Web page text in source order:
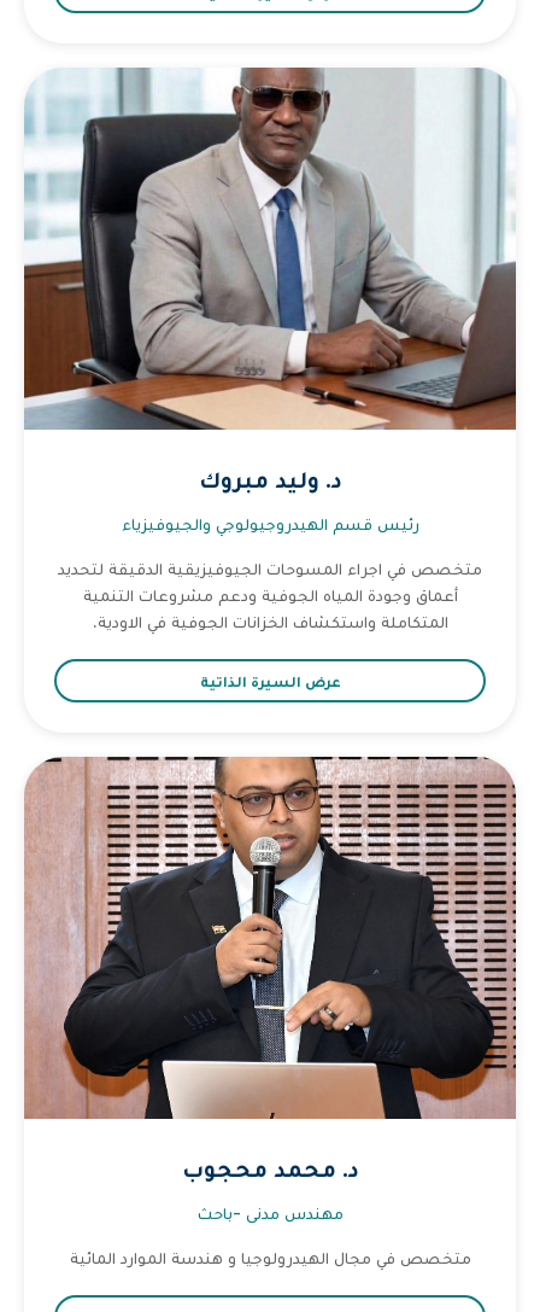
د. وليد مبروك
رئيس قسم الهيدروجيولوجي والجيوفيزياء
متخصص في اجراء المسوحات الجيوفيزيقية الدقيقة لتحديد
أعماق وجودة المياه الجوفية ودعم مشروعات التنمية
المتكاملة واستكشاف الخزانات الجوفية في الاودية.
عرض السيرة الذاتية
د. محمد محجوب
مهندس مدنى -باحث
متخصص في مجال الهيدرولوجيا و هندسة الموارد المائية